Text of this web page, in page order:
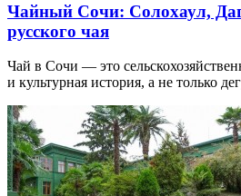
Чайный Сочи: Солохаул,
русского чая
Чай в Сочи — это
и культурная история, а не только